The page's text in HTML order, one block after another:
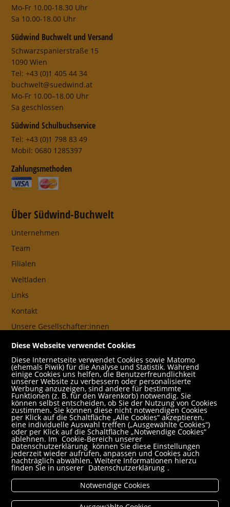
Mo-Fr 10.00-18.30 Uhr
Sa 10.00-18.00 Uhr
Südwind Buchwelt und Versand
Schwarzspanierstraße 15
1090 Wien
Tel: +43 (0)1 405 44 34
buchwelt@suedwind.at
Mo-Fr 10.00–18.00 Uhr
Sa geschlossen
Südwind Schulbuchservice
Tel: +43 (0)1 798 83 49
Mobil: 0680 1285397
Zahlungsmethoden
Über Südwind-Buchwelt
Unternehmen
Team
Filialen
Weltladen
Links
Kontakt
Unsere Gesellschafter:innen
AGB
Impressum
Datenschutz- und Cookieerklärung
Freund:innen
Service
Jobs
Newsletter abonnieren
Schulbuchservice
Rund um den Einkauf
Versandbedingungen
Diese Webseite verwendet Cookies
Diese Internetseite verwendet Cookies sowie Matomo
(ehemals Piwik) für die Analyse und Statistik. Während
einige Cookies uns helfen, die Benutzerfreundlichkeit
unserer Website zu verbessern oder personalisierte
Werbung anzuzeigen, sind andere für bestimmte
Funktionen (z. B. für den Warenkorb) notwendig. Sie
können selbst entscheiden, ob Sie der Nutzung von Cookies
zustimmen. Sie können diese nicht notwendigen Cookies
per Klick auf die Schaltfläche „Alle Cookies“ akzeptieren,
eine individuelle Auswahl treffen („Ausgewählte Cookies“)
oder per Klick auf die Schaltfläche „Notwendige Cookies“
ablehnen. Im Cookie-Bereich unserer
Datenschutzerklärung können Sie diese Einstellungen
jederzeit wieder aufrufen, anpassen und Cookies auch
nachträglich abwählen. Weitere Informationen hierzu
finden Sie in unserer Datenschutzerklärung .
Notwendige Cookies